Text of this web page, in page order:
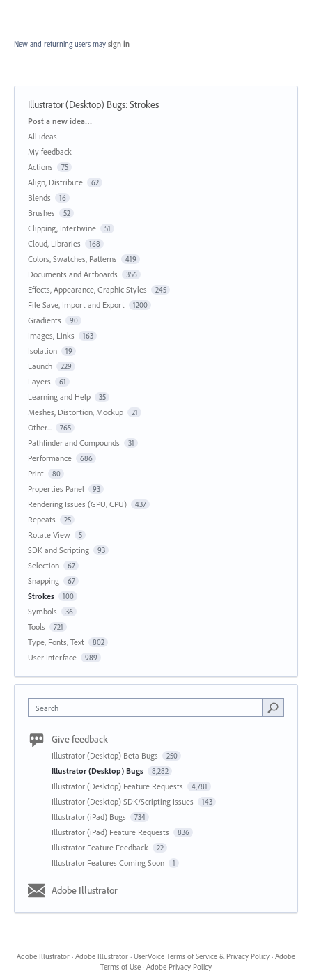
New and returning users may sign in
Illustrator (Desktop) Bugs:Strokes
Categories
Post a new idea…
All ideas
My feedback
Actions
75
Align, Distribute 62
Blends 16
Brushes 52
Clipping, Intertwine 51
Cloud, Libraries 168
Colors, Swatches, Patterns 419
Documents and Artboards 356
Effects, Appearance, Graphic Styles 245
File Save, Import and Export 1200
Gradients 90
Images, Links 163
Isolation 19
Launch 229
Layers 61
Learning and Help 35
Meshes, Distortion, Mockup 21
Other... 765
Pathfinder and Compounds 31
Performance 686
Print 80
Properties Panel 93
Rendering Issues (GPU, CPU) 437
Repeats 25
Rotate View 5
SDK and Scripting 93
Selection 67
Snapping 67
Strokes 100
Symbols 36
Tools 721
Type, Fonts, Text 802
User Interface 989
Search
Give feedback
Illustrator (Desktop) Beta Bugs 250
Illustrator (Desktop) Bugs 8,282
Illustrator (Desktop) Feature Requests 4,781
Illustrator (Desktop) SDK/Scripting Issues 143
Illustrator (iPad) Bugs 734
Illustrator (iPad) Feature Requests 836
Illustrator Feature Feedback 22
Illustrator Features Coming Soon 1
Adobe Illustrator
Adobe Illustrator · Adobe Illustrator · UserVoice Terms of Service & Privacy Policy · Adobe
Terms of Use · Adobe Privacy Policy